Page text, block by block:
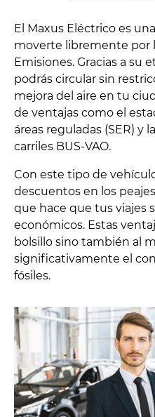
El Maxus Eléctrico es
moverte libremente por
Emisiones. Gracias a su
podrás circular sin
mejora del aire en tu
de ventajas como el
áreas reguladas (SER) y
carriles BUS-VAO.
Con este tipo de
descuentos en los
que hace que tus viajes
económicos. Estas
bolsillo sino también al
significativamente el
fósiles.